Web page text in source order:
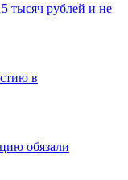
тысяч рублей и не
в
обязали